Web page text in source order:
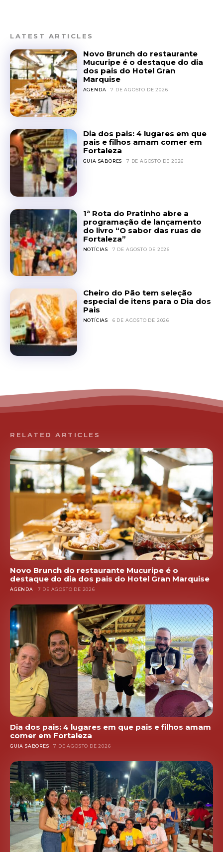
LATEST ARTICLES
Novo Brunch do restaurante
Mucuripe é o destaque do dia
dos pais do Hotel Gran
Marquise
AGENDA 7 DE AGOSTO DE 2026
Dia dos pais: 4 lugares em que
pais e filhos amam comer em
Fortaleza
GUIA SABORES 7 DE AGOSTO DE 2026
1ª Rota do Pratinho abre a
programação de lançamento
do livro “O sabor das ruas de
Fortaleza”
NOTÍCIAS 7 DE AGOSTO DE 2026
Cheiro do Pão tem seleção
especial de itens para o Dia dos
Pais
NOTÍCIAS 6 DE AGOSTO DE 2026
RELATED ARTICLES
Novo Brunch do restaurante Mucuripe é o
destaque do dia dos pais do Hotel Gran Marquise
AGENDA 7 DE AGOSTO DE 2026
Dia dos pais: 4 lugares em que pais e filhos amam
comer em Fortaleza
GUIA SABORES 7 DE AGOSTO DE 2026